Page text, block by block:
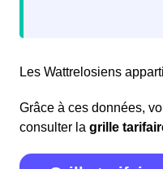
Les Wattrelosiens
Grâce à ces données,
consulter la grille